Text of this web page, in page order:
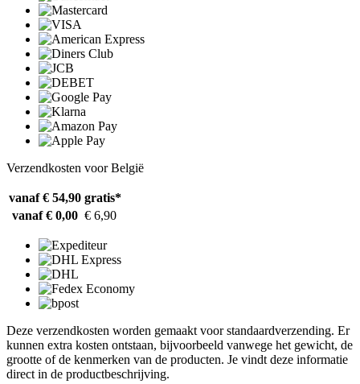
Verzendkosten voor België
vanaf € 54,90 gratis*
vanaf € 0,00 € 6,90
Deze verzendkosten worden gemaakt voor standaardverzending. Er
kunnen extra kosten ontstaan, bijvoorbeeld vanwege het gewicht, de
grootte of de kenmerken van de producten. Je vindt deze informatie
direct in de productbeschrijving.